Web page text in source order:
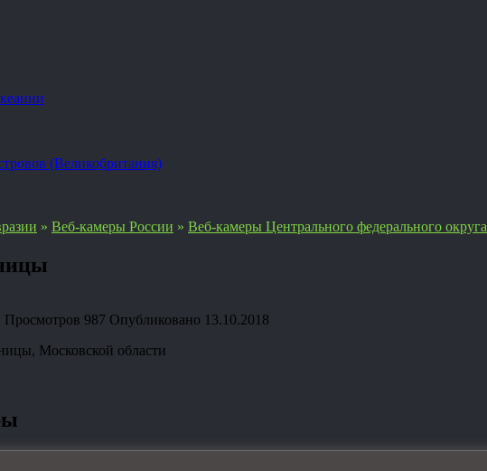
(Великобритания)
» Веб-камеры России » Веб-камеры Центрального федерального округа
Просмотров 987 Опубликовано 13.10.2018
Московской области